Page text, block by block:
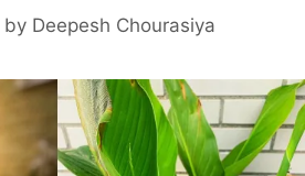
by Deepesh Chourasiya